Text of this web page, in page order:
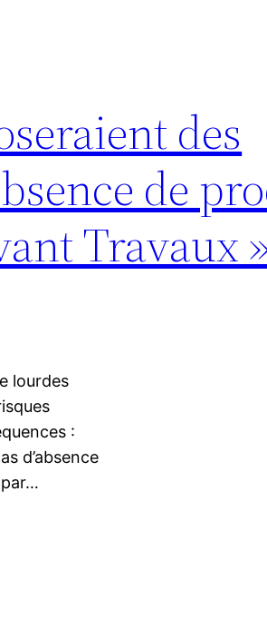
des
de
Travaux
lourdes
:
d’absence
par…